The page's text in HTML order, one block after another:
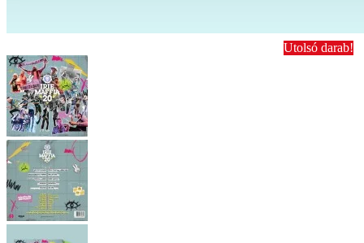
Utolsó darab!